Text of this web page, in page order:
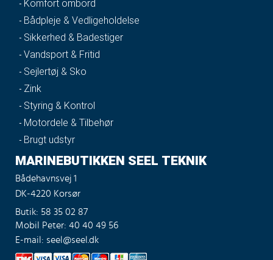
Komfort ombord
Bådpleje & Vedligeholdelse
Sikkerhed & Badestiger
Vandsport & Fritid
Sejlertøj & Sko
Zink
Styring & Kontrol
Motordele & Tilbehør
Brugt udstyr
MARINEBUTIKKEN SEEL TEKNIK
Bådehavnsvej 1
DK-4220 Korsør
Butik: 58 35 02 87
Mobil Peter: 40 40 49 56
E-mail: seel@seel.dk